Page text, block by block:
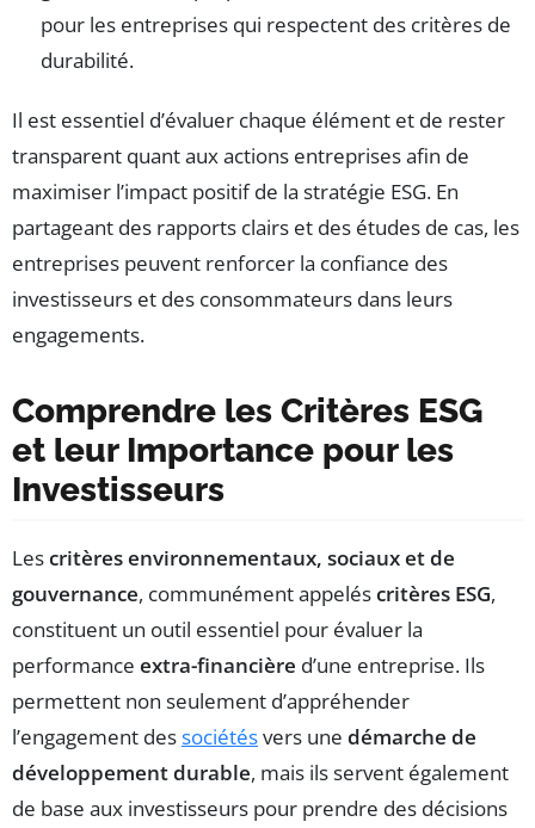
pour les entreprises qui respectent des critères de
durabilité.
Il est essentiel d’évaluer chaque élément et de rester
transparent quant aux actions entreprises afin de
maximiser l’impact positif de la stratégie ESG. En
partageant des rapports clairs et des études de cas, les
entreprises peuvent renforcer la confiance des
investisseurs et des consommateurs dans leurs
engagements.
Comprendre les Critères ESG
et leur Importance pour les
Investisseurs
Lescritères environnementaux, sociaux et de
gouvernance, communément appeléscritères ESG,
constituent un outil essentiel pour évaluer la
performance extra-financière d’une entreprise. Ils
permettent non seulement d’appréhender
l’engagement dessociétésvers une démarche de
développement durable, mais ils servent également
de base aux investisseurs pour prendre des décisions